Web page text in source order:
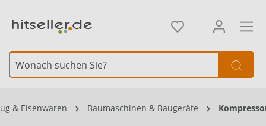
& Eisenwaren Baumaschinen & Baugeräte
Element überspringen